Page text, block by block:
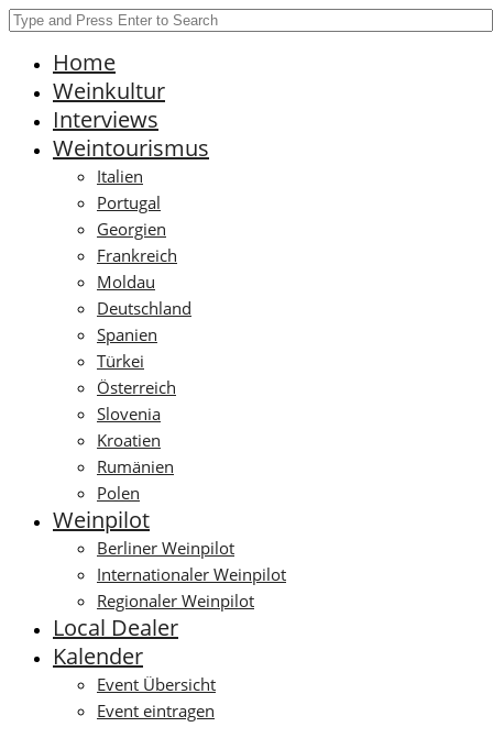
Home
Weinkultur
Interviews
Weintourismus
Italien
Portugal
Georgien
Frankreich
Moldau
Deutschland
Spanien
Türkei
Österreich
Slovenia
Kroatien
Rumänien
Polen
Weinpilot
Berliner Weinpilot
Internationaler Weinpilot
Regionaler Weinpilot
Local Dealer
Kalender
Event Übersicht
Event eintragen